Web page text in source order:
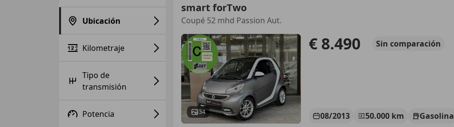
Ubicación
Kilometraje
Tipo de
transmisión
Potencia
smart forTwo
Coupé 52 mhd Passion Aut.
34
€ 8.490 Sin comparación
08/2013 50.000 km Gasolina